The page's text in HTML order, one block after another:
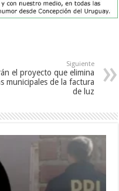
Siguiente
el proyecto que elimina
municipales de la factura
de luz